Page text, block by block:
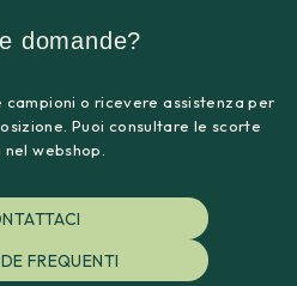
domande?
o ricevere assistenza per
Puoi consultare le scorte
webshop.
FREQUENTI